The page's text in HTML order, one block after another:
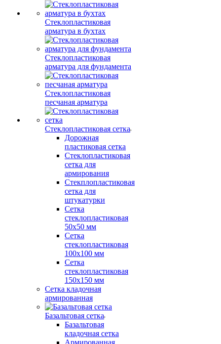
Стеклопластиковая
арматура в бухтах
Стеклопластиковая
арматура для фундамента
Стеклопластиковая
песчаная арматура
Стеклопластиковая сетка
Дорожная
пластиковая сетка
Стеклопластиковая
сетка для
армирования
Стекплопластиковая
сетка для
штукатурки
Сетка
стеклопластиковая
50x50 мм
Сетка
стеклопластиковая
100x100 мм
Сетка
стеклопластиковая
150x150 мм
Сетка кладочная
армированная
Базальтовая сетка
Базальтовая
кладочная сетка
Армированная